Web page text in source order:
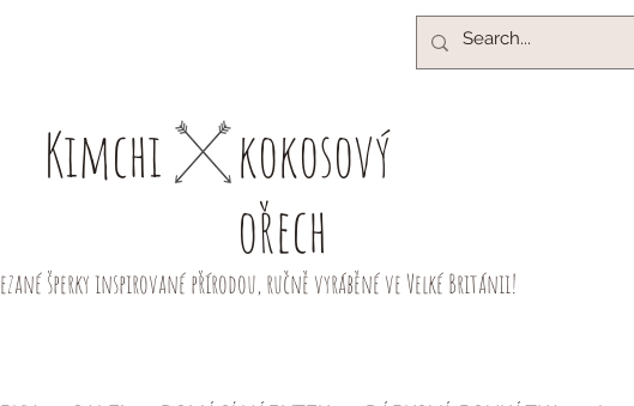
Kimchi​
kokosový
ořech
šperky inspirované přírodou, ručně vyráběné ve Velké Británii!